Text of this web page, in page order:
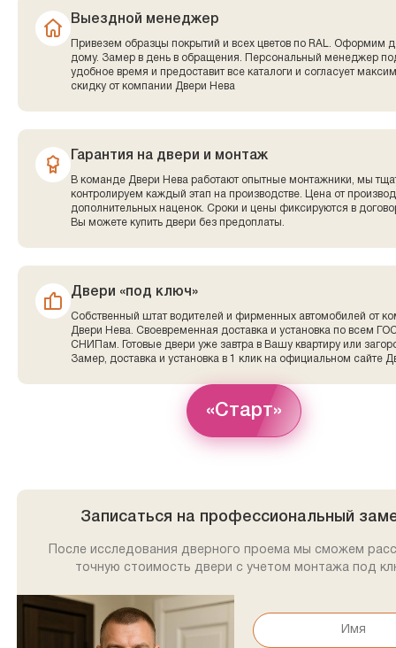
Выездной менеджер
Привезем образцы покрытий и всех цветов по RAL. Оформим
дому. Замер в день в обращения. Персональный менеджер
удобное время и предоставит все каталоги и согласует
скидку от компании Двери Нева
Гарантия на двери и монтаж
В команде Двери Нева работают опытные монтажники, мы
контролируем каждый этап на производстве. Цена от
дополнительных наценок. Сроки и цены фиксируются в
Вы можете купить двери без предоплаты.
Двери «под ключ»
Собственный штат водителей и фирменных автомобилей от
Двери Нева. Своевременная доставка и установка по всем
СНИПам. Готовые двери уже завтра в Вашу квартиру или
Замер, доставка и установка в 1 клик на официальном сайте
«Старт»
Записаться на профессиональный
После исследования дверного проема мы сможем
точную стоимость двери с учетом монтажа под